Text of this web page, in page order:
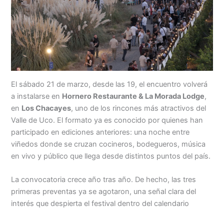
El sábado 21 de marzo, desde las 19, el encuentro volverá
a instalarse en Hornero Restaurante & La Morada Lodge,
en Los Chacayes, uno de los rincones más atractivos del
Valle de Uco. El formato ya es conocido por quienes han
participado en ediciones anteriores: una noche entre
viñedos donde se cruzan cocineros, bodegueros, música
en vivo y público que llega desde distintos puntos del país.
La convocatoria crece año tras año. De hecho, las tres
primeras preventas ya se agotaron, una señal clara del
interés que despierta el festival dentro del calendario